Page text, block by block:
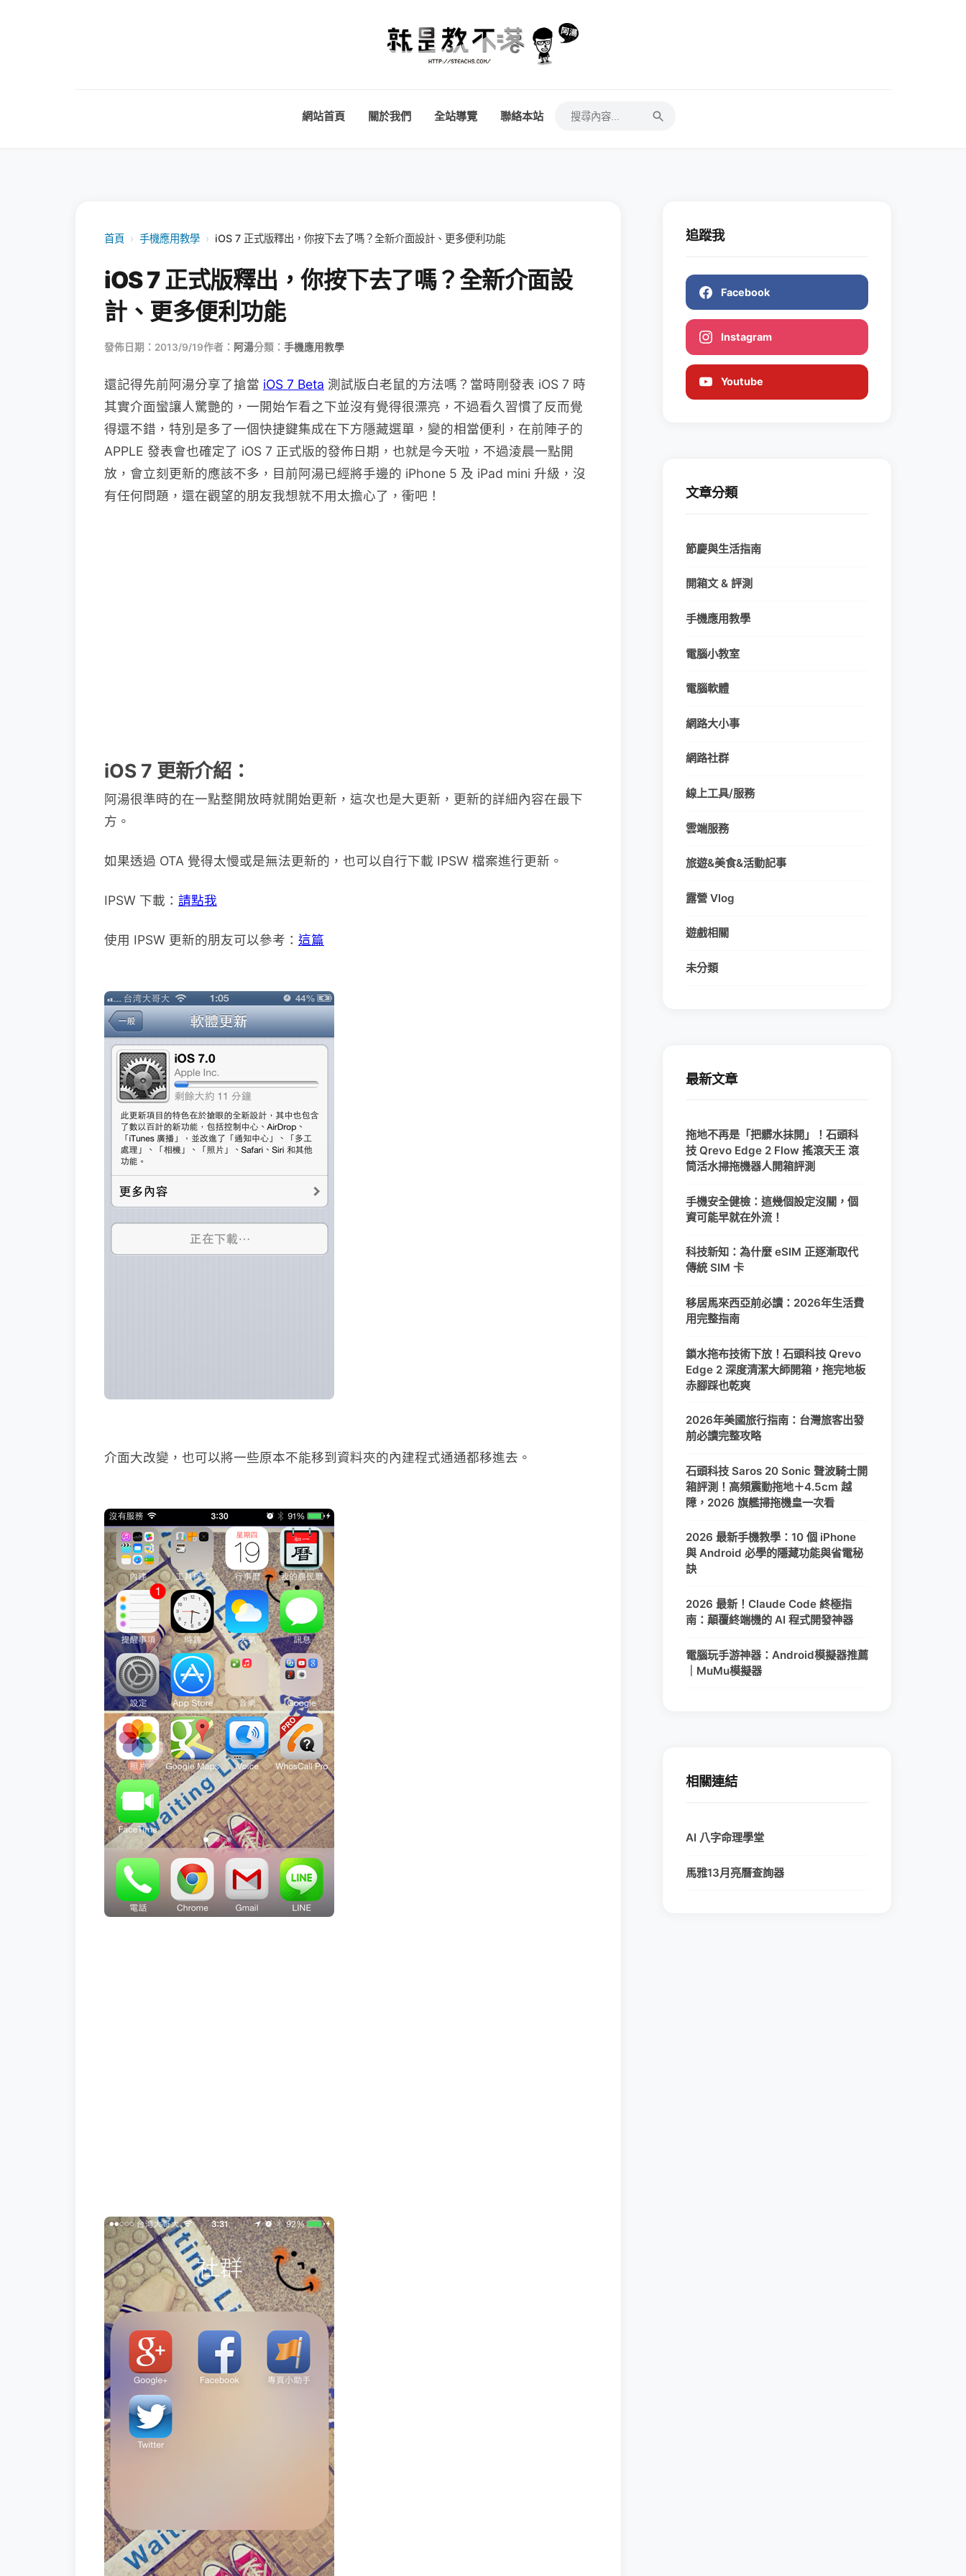
網站首頁 關於我們 全站導覽 聯絡本站
首頁 › 手機應用教學 › iOS 7 正式版釋出，你按下去了嗎？全新介面設計、更多便利功能
iOS 7 正式版釋出，你按下去了嗎？全新介面設
計、更多便利功能
發佈日期：2013/9/19作者： 阿湯分類： 手機應用教學
還記得先前阿湯分享了搶當 iOS 7 Beta 測試版白老鼠的方法嗎？當時剛發表 iOS 7 時
其實介面蠻讓人驚艷的，一開始乍看之下並沒有覺得很漂亮，不過看久習慣了反而覺
得還不錯，特別是多了一個快捷鍵集成在下方隱藏選單，變的相當便利，在前陣子的
APPLE 發表會也確定了 iOS 7 正式版的發佈日期，也就是今天啦，不過淩晨一點開
放，會立刻更新的應該不多，目前阿湯已經將手邊的 iPhone 5 及 iPad mini 升級，沒
有任何問題，還在觀望的朋友我想就不用太擔心了，衝吧！
iOS 7 更新介紹：
阿湯很準時的在一點整開放時就開始更新，這次也是大更新，更新的詳細內容在最下
方。
如果透過 OTA 覺得太慢或是無法更新的，也可以自行下載 IPSW 檔案進行更新。
IPSW 下載： 請點我
使用 IPSW 更新的朋友可以參考： 這篇
介面大改變，也可以將一些原本不能移到資料夾的內建程式通通都移進去。
追蹤我
Facebook
Instagram
Youtube
文章分類
節慶與生活指南
開箱文 & 評測
手機應用教學
電腦小教室
電腦軟體
網路大小事
網路社群
線上工具/服務
雲端服務
旅遊&美食&活動記事
露營 Vlog
遊戲相關
未分類
最新文章
拖地不再是「把髒水抹開」！石頭科
技 Qrevo Edge 2 Flow 搖滾天王 滾
筒活水掃拖機器人開箱評測
手機安全健檢：這幾個設定沒關，個
資可能早就在外流！
科技新知：為什麼 eSIM 正逐漸取代
傳統 SIM 卡
移居馬來西亞前必讀：2026年生活費
用完整指南
鎖水拖布技術下放！石頭科技 Qrevo
Edge 2 深度清潔大師開箱，拖完地板
赤腳踩也乾爽
2026年美國旅行指南：台灣旅客出發
前必讀完整攻略
石頭科技 Saros 20 Sonic 聲波騎士開
箱評測！高頻震動拖地＋4.5cm 越
障，2026 旗艦掃拖機皇一次看
2026 最新手機教學：10 個 iPhone
與 Android 必學的隱藏功能與省電秘
訣
2026 最新！Claude Code 終極指
南：顛覆終端機的 AI 程式開發神器
電腦玩手游神器：Android模擬器推薦
｜MuMu模擬器
相關連結
AI 八字命理學堂
馬雅13月亮曆查詢器